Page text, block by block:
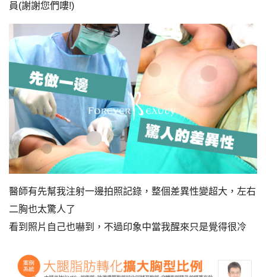
員(謝謝您們嘍!)
醫師有先幫我注射一邊拍照記錄，整個差異性變超大，左右
二胸也太驚人了
看到照片自己也嚇到，不過印象中當我醒來只是覺得很冷